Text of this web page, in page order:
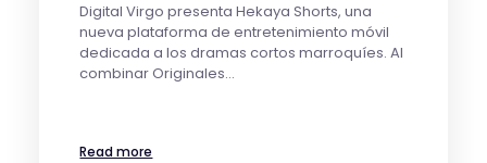
Digital Virgo presenta Hekaya Shorts, una
nueva plataforma de entretenimiento móvil
dedicada a los dramas cortos marroquíes. Al
combinar Originales…
Read more